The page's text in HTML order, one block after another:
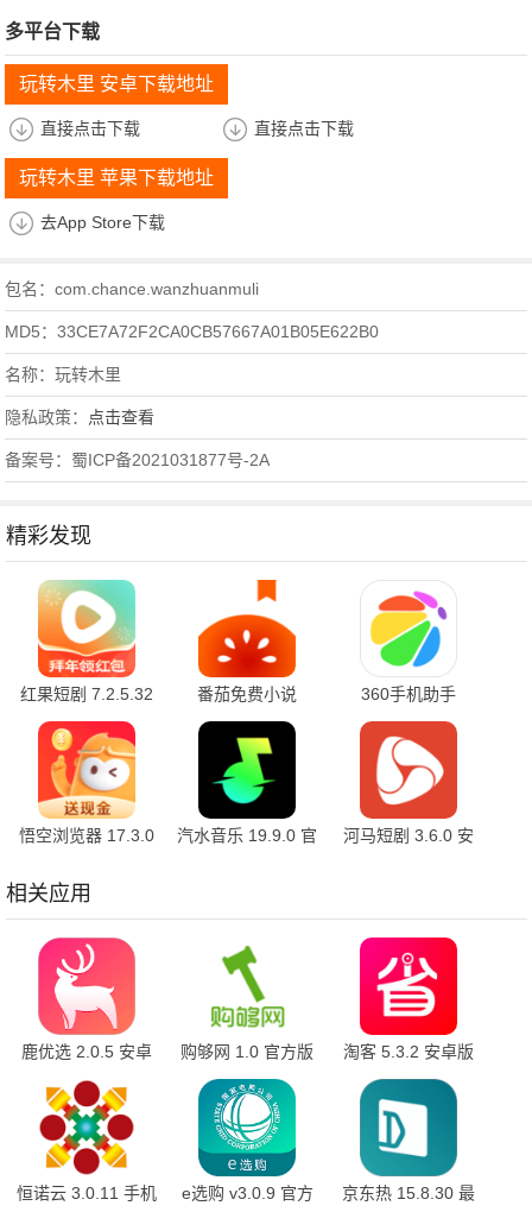
多平台下载
玩转木里 安卓下载地址
直接点击下载 直接点击下载
玩转木里 苹果下载地址
去App Store下载
包名：com.chance.wanzhuanmuli
MD5：33CE7A72F2CA0CB57667A01B05E622B0
名称：玩转木里
隐私政策： 点击查看
备案号：蜀ICP备2021031877号-2A
精彩发现
红果短剧 7.2.5.32
官方版
番茄免费小说
7.2.5.32 安卓版
360手机助手
10.2.2 官方版
悟空浏览器 17.3.0
汽水音乐 19.9.0 官
河马短剧 3.6.0 安
相关应用
鹿优选 2.0.5 安卓
版
购够网 1.0 官方版 淘客 5.3.2 安卓版
恒诺云 3.0.11 手机
e选购 v3.0.9 官方
京东热 15.8.30 最